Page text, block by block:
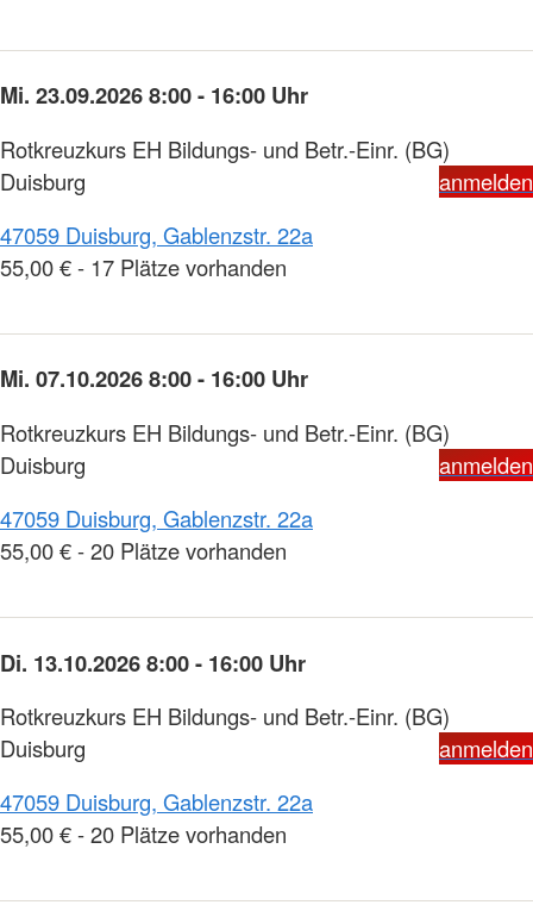
Mi. 23.09.2026 8:00 - 16:00 Uhr
Rotkreuzkurs EH Bildungs- und Betr.-Einr. (BG)
Duisburg
anmelden
47059 Duisburg, Gablenzstr. 22a
55,00 € - 17 Plätze vorhanden
Mi. 07.10.2026 8:00 - 16:00 Uhr
Rotkreuzkurs EH Bildungs- und Betr.-Einr. (BG)
Duisburg
anmelden
47059 Duisburg, Gablenzstr. 22a
55,00 € - 20 Plätze vorhanden
Di. 13.10.2026 8:00 - 16:00 Uhr
Rotkreuzkurs EH Bildungs- und Betr.-Einr. (BG)
Duisburg
anmelden
47059 Duisburg, Gablenzstr. 22a
55,00 € - 20 Plätze vorhanden